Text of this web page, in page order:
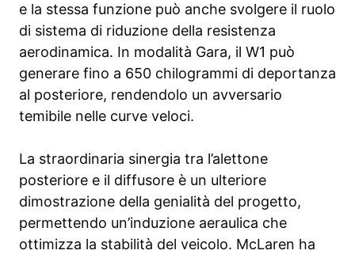
e la stessa funzione può anche svolgere il ruolo
di sistema di riduzione della resistenza
aerodinamica. In modalità Gara, il W1 può
generare fino a 650 chilogrammi di deportanza
al posteriore, rendendolo un avversario
temibile nelle curve veloci.
La straordinaria sinergia tra l’alettone
posteriore e il diffusore è un ulteriore
dimostrazione della genialità del progetto,
permettendo un’induzione aeraulica che
ottimizza la stabilità del veicolo. McLaren ha